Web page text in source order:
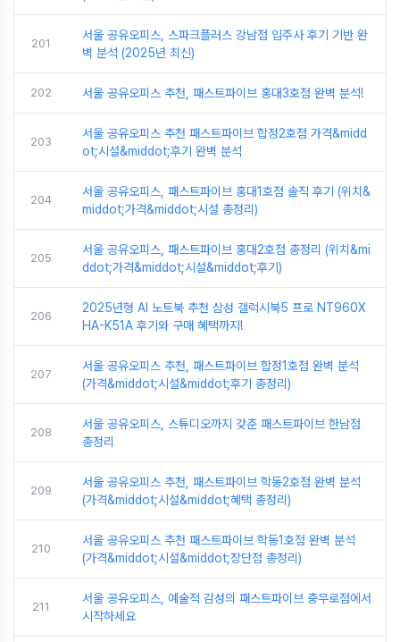
201
서울 공유오피스, 스파크플러스 강남점 입주사 후기 기반 완
벽 분석 (2025년 최신)
202 서울 공유오피스 추천, 패스트파이브 홍대3호점 완벽 분석!
203
서울 공유오피스 추천 패스트파이브 합정2호점 가격&midd
ot;시설&middot;후기 완벽 분석
204
서울 공유오피스, 패스트파이브 홍대1호점 솔직 후기 (위치&
middot;가격&middot;시설 총정리)
205
서울 공유오피스, 패스트파이브 홍대2호점 총정리 (위치&mi
ddot;가격&middot;시설&middot;후기)
206
2025년형 AI 노트북 추천 삼성 갤럭시북5 프로 NT960X
HA-K51A 후기와 구매 혜택까지!
207
서울 공유오피스 추천, 패스트파이브 합정1호점 완벽 분석
(가격&middot;시설&middot;후기 총정리)
208
서울 공유오피스, 스튜디오까지 갖춘 패스트파이브 한남점
총정리
209
서울 공유오피스 추천, 패스트파이브 학동2호점 완벽 분석
(가격&middot;시설&middot;혜택 총정리)
210
서울 공유오피스 추천 패스트파이브 학동1호점 완벽 분석
(가격&middot;시설&middot;장단점 총정리)
211
서울 공유오피스, 예술적 감성의 패스트파이브 충무로점에서
시작하세요